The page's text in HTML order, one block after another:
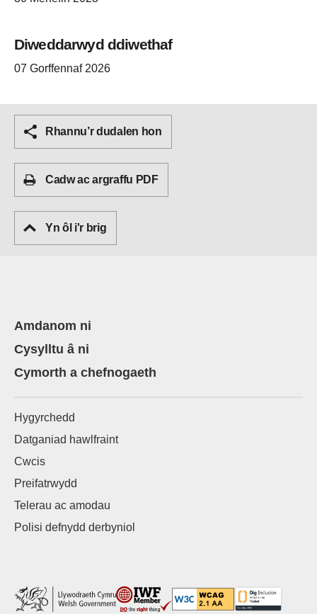
Diweddarwyd ddiwethaf
07 Gorffennaf 2026
Rhannu’r dudalen hon
Cadw ac argraffu PDF
Yn ôl i'r brig
Amdanom ni
Cysylltu â ni
Cymorth a chefnogaeth
Hygyrchedd
Datganiad hawlfraint
Cwcis
Preifatrwydd
Telerau ac amodau
Polisi defnydd derbyniol